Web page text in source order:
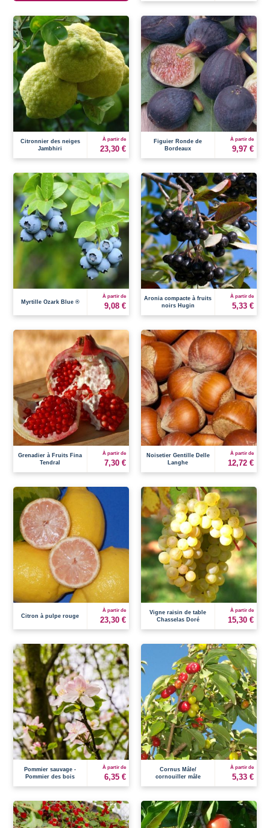
Citronnier des neiges
Jambhiri
À partir de
23,30 €
Figuier Ronde de
Bordeaux
À partir de
9,97 €
Myrtille Ozark Blue ®
À partir de
9,08 €
Aronia compacte à fruits
noirs Hugin
À partir de
5,33 €
Grenadier à Fruits Fina
Tendral
À partir de
7,30 €
Noisetier Gentille Delle
Langhe
À partir de
12,72 €
Citron à pulpe rouge
À partir de
23,30 €
Vigne raisin de table
Chasselas Doré
À partir de
15,30 €
Pommier sauvage -
Pommier des bois
À partir de
6,35 €
Cornus Mâle/
cornouiller mâle
À partir de
5,33 €